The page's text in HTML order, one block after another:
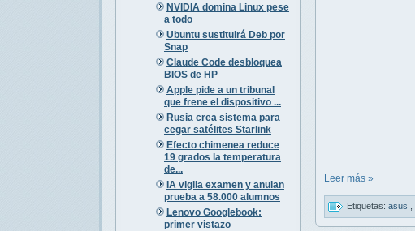
NVIDIA domina Linux pese
a todo
Ubuntu sustituirá Deb por
Snap
Claude Code desbloquea
BIOS de HP
Apple pide a un tribunal
que frene el dispositivo ...
Rusia crea sistema para
cegar satélites Starlink
Efecto chimenea reduce
19 grados la temperatura
de...
IA vigila examen y anulan
prueba a 58.000 alumnos
Lenovo Googlebook:
primer vistazo
Leer más »
Etiquetas: asus